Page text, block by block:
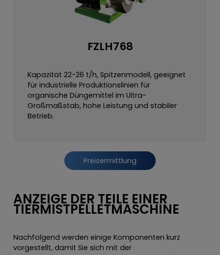
FZLH768
Kapazität 22-26 t/h, Spitzenmodell, geeignet
für industrielle Produktionslinien für
organische Düngemittel im Ultra-
Großmaßstab, hohe Leistung und stabiler
Betrieb.
Preisermittlung
ANZEIGE DER TEILE EINER
TIERMISTPELLETMASCHINE
Nachfolgend werden einige Komponenten kurz
vorgestellt, damit Sie sich mit der